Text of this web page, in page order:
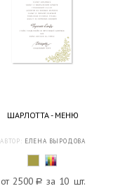
ШАРЛОТТА - МЕНЮ
АВТОР: ЕЛЕНА ВЫРОДОВА
от 2500 a за 10 шт.